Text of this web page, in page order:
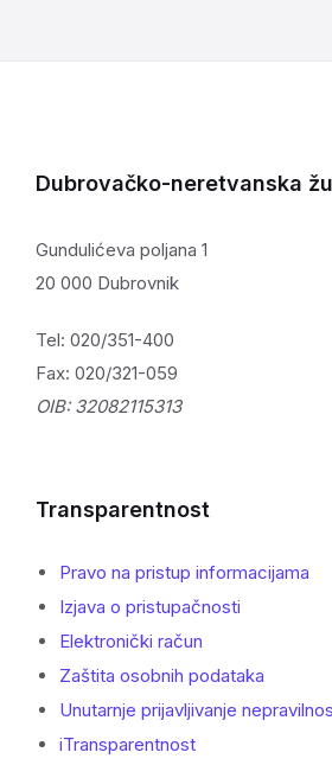
Dubrovačko-neretvanska
Gundulićeva poljana 1
20 000 Dubrovnik
Tel: 020/351-400
Fax: 020/321-059
OIB: 32082115313
Transparentnost
Pravo na pristup informacijama
Izjava o pristupačnosti
Elektronički račun
Zaštita osobnih podataka
Unutarnje prijavljivanje
iTransparentnost